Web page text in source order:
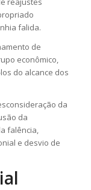
falida.
de
econômico,
do alcance dos
da
da
falência,
e desvio de